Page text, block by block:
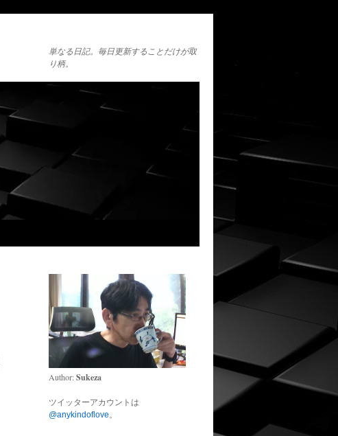
単なる日記。毎日更新することだけが取
り柄。
Author:Sukeza
ツイッターアカウントは
@anykindoflove。